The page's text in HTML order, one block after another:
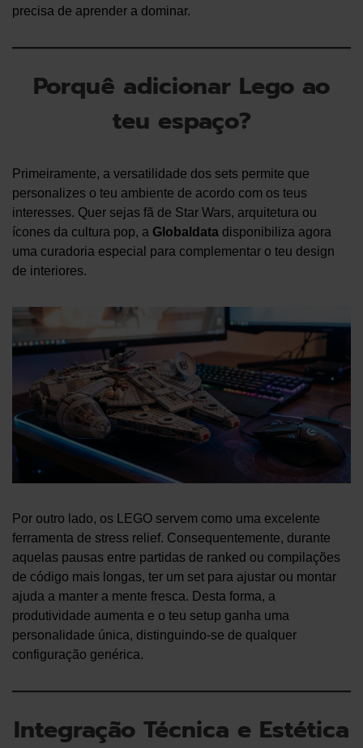
precisa de aprender a dominar.
Porquê adicionar Lego ao
teu espaço?
Primeiramente, a versatilidade dos sets permite que
personalizes o teu ambiente de acordo com os teus
interesses. Quer sejas fã de Star Wars, arquitetura ou
ícones da cultura pop, a Globaldata disponibiliza agora
uma curadoria especial para complementar o teu design
de interiores.
Por outro lado, os LEGO servem como uma excelente
ferramenta de stress relief. Consequentemente, durante
aquelas pausas entre partidas de ranked ou compilações
de código mais longas, ter um set para ajustar ou montar
ajuda a manter a mente fresca. Desta forma, a
produtividade aumenta e o teu setup ganha uma
personalidade única, distinguindo-se de qualquer
configuração genérica.
Integração Técnica e Estética